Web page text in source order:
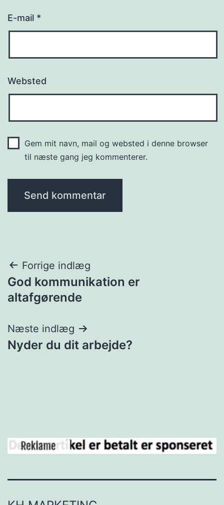
E-mail *
Websted
Gem mit navn, mail og websted i denne browser
til næste gang jeg kommenterer.
Indlægsnavigation
Forrige indlæg
God kommunikation er
altafgørende
Næste indlæg
Nyder du dit arbejde?